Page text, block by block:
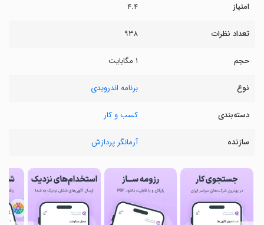
امتیاز ۴.۴
تعداد نظرات ۹۳۸
حجم ۱ مگابایت
نوع برنامه اندرویدی
دسته‌بندی کسب و کار
سازنده آرمانگر پردازش